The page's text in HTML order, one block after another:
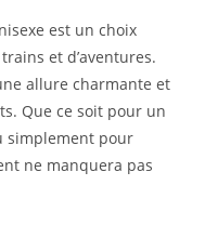
est un choix
et d’aventures.
allure charmante et
Que ce soit pour un
simplement pour
ne manquera pas